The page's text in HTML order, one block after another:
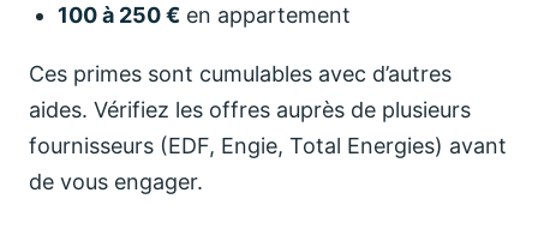
100 à 250 € en appartement
Ces primes sont cumulables avec d’autres
aides. Vérifiez les offres auprès de plusieurs
fournisseurs (EDF, Engie, Total Energies) avant
de vous engager.